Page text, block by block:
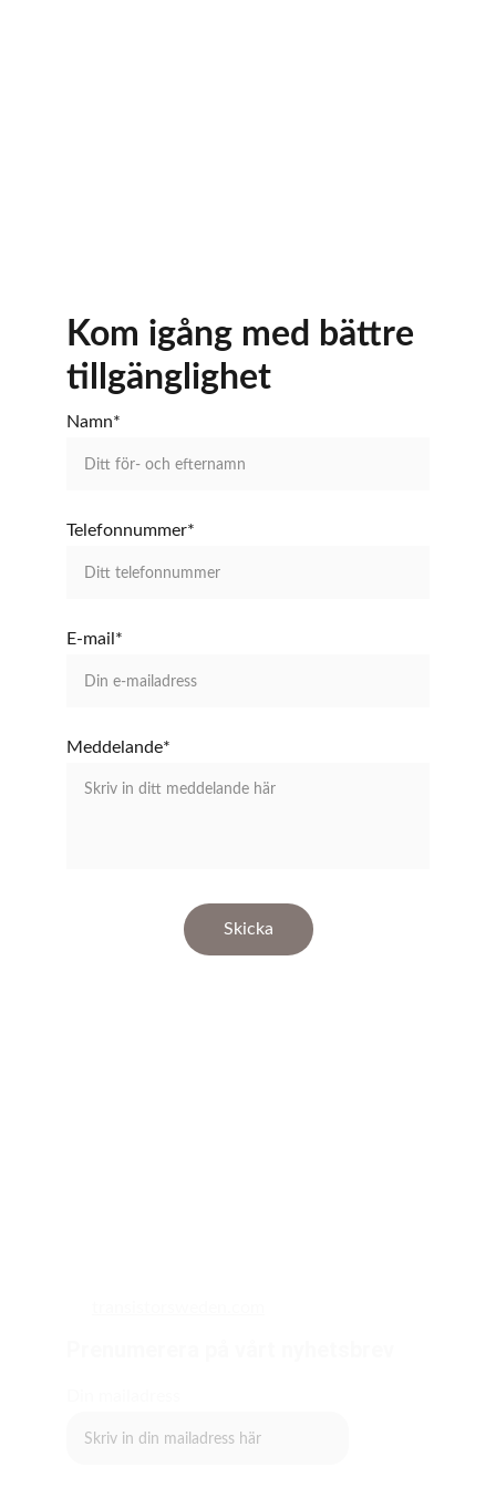
Namn*
Telefonnummer*
E-mail*
Meddelande*
Skicka
Kom igång med bättre
tillgänglighet